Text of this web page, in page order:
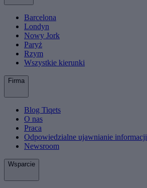
Barcelona
Londyn
Nowy Jork
Paryż
Rzym
Wszystkie kierunki
Firma
Blog Tiqets
O nas
Praca
Odpowiedzialne ujawnianie informacji
Newsroom
Wsparcie